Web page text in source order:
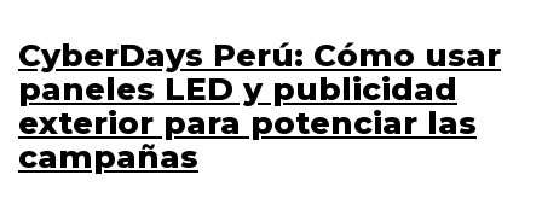
CyberDays Perú: Cómo usar
paneles LED y publicidad
exterior para potenciar las
campañas